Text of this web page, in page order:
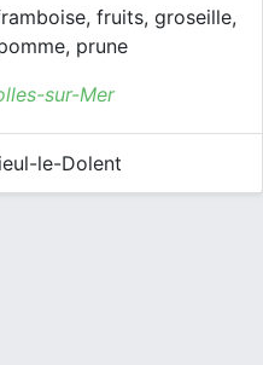
fruits, groseille,
prune
sur-Mer
le-Dolent